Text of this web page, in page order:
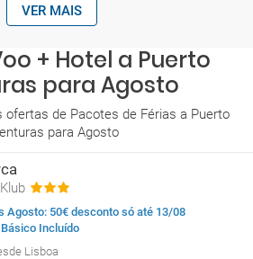
VER MAIS
+ Hotel a Puerto
para Agosto
ofertas de Pacotes de Férias a Puerto
para Agosto
Agosto: 50€ desconto só até 13/08
Incluído
Lisboa